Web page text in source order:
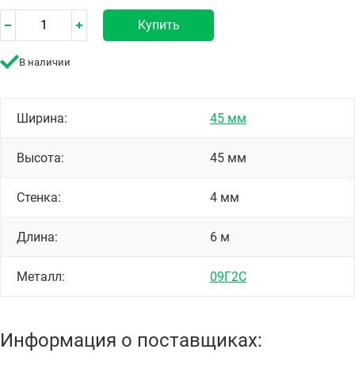
Купить
В наличии
Ширина: 45 мм
Высота: 45 мм
Стенка: 4 мм
Длина: 6 м
Металл: 09Г2С
Информация о поставщиках: